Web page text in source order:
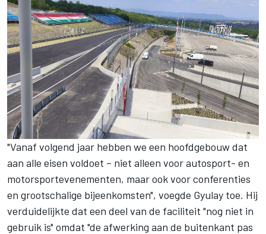
"Vanaf volgend jaar hebben we een hoofdgebouw dat
aan alle eisen voldoet – niet alleen voor autosport- en
motorsportevenementen, maar ook voor conferenties
en grootschalige bijeenkomsten", voegde Gyulay toe. Hij
verduidelijkte dat een deel van de faciliteit "nog niet in
gebruik is" omdat "de afwerking aan de buitenkant pas